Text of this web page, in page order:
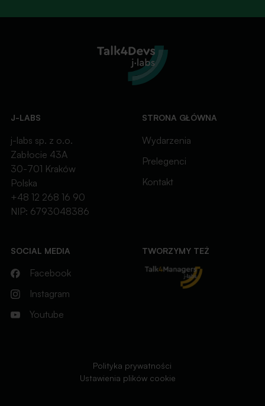
J-LABS
j-labs sp. z o.o.
Zabłocie 43A
30-701 Kraków
Polska
+48 12 268 16 90
NIP: 6793048386
STRONA GŁÓWNA
Wydarzenia
Prelegenci
Kontakt
SOCIAL MEDIA
Facebook
Instagram
Youtube
Polityka prywatności
Ustawienia plików cookie
TWORZYMY TEŻ